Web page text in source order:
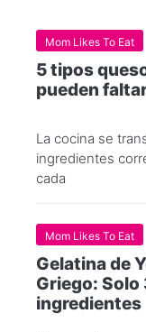
Mom Likes To Eat
5 tipos
pueden
La cocina se
ingredientes
cada
Mom Likes To Eat
Gelatina de
Griego: Solo
ingredientes